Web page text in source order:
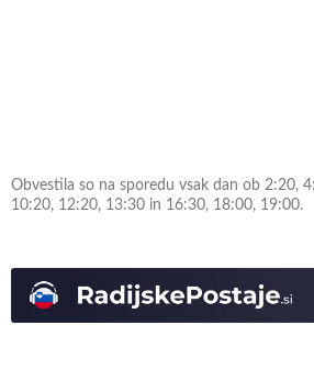
Obvestila so na sporedu vsak dan ob 2:20,
10:20, 12:20, 13:30 in 16:30, 18:00, 19:00.